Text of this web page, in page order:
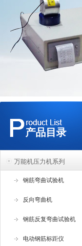
产品目录
万能机压力机系列
钢筋弯曲试验机
反向弯曲机
钢筋反复弯曲试验机
电动钢筋标距仪